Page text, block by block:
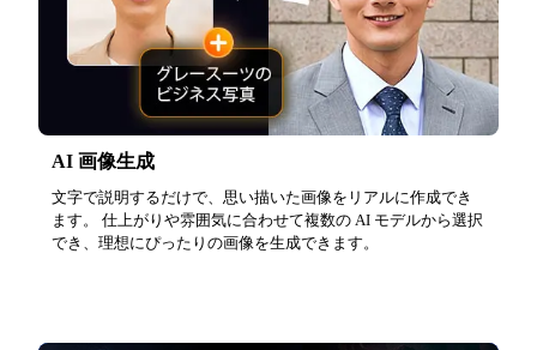
AI 画像生成
文字で説明するだけで、思い描いた画像をリアルに作成でき
ます。 仕上がりや雰囲気に合わせて複数の AI モデルから選択
でき、理想にぴったりの画像を生成できます。